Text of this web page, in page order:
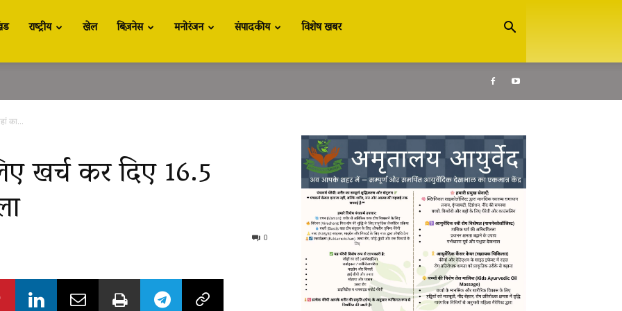
राष्ट्रीय खेल बिज़नेस मनोरंजन संपादकीय विशेष खबर
का...
खर्च कर दिए 16.5
0